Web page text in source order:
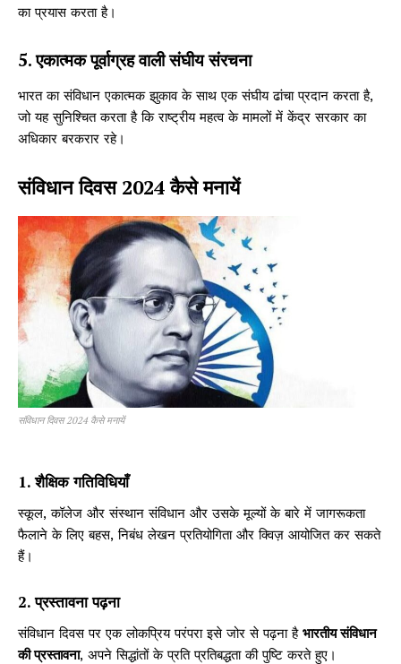
का प्रयास करता है।
5. एकात्मक पूर्वाग्रह वाली संघीय संरचना
भारत का संविधान एकात्मक झुकाव के साथ एक संघीय ढांचा प्रदान करता है,
जो यह सुनिश्चित करता है कि राष्ट्रीय महत्व के मामलों में केंद्र सरकार का
अधिकार बरकरार रहे।
संविधान दिवस 2024 कैसे मनायें
संविधान दिवस 2024 कैसे मनायें
1. शैक्षिक गतिविधियाँ
स्कूल, कॉलेज और संस्थान संविधान और उसके मूल्यों के बारे में जागरूकता
फैलाने के लिए बहस, निबंध लेखन प्रतियोगिता और क्विज़ आयोजित कर सकते
हैं।
2. प्रस्तावना पढ़ना
संविधान दिवस पर एक लोकप्रिय परंपरा इसे जोर से पढ़ना है भारतीय संविधान
की प्रस्तावना, अपने सिद्धांतों के प्रति प्रतिबद्धता की पुष्टि करते हुए।